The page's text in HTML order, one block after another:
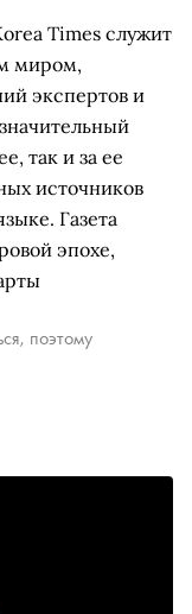
Times служит
миром,
экспертов и
так и за ее
источников
Газета
эпохе,
поэтому